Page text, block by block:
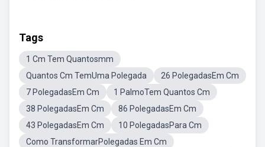
Tags
1 Cm Tem Quantosmm
Quantos Cm TemUma Polegada
26 PolegadasEm Cm
7 PolegadasEm Cm
1 PalmoTem Quantos Cm
38 PolegadasEm Cm
86 PolegadasEm Cm
43 PolegadasEm Cm
10 PolegadasPara Cm
Como TransformarPolegadas Em Cm